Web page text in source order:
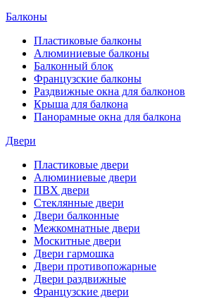
Балконы
Пластиковые балконы
Алюминиевые балконы
Балконный блок
Французские балконы
Раздвижные окна для балконов
Крыша для балкона
Панорамные окна для балкона
Двери
Пластиковые двери
Алюминиевые двери
ПВХ двери
Стеклянные двери
Двери балконные
Межкомнатные двери
Москитные двери
Двери гармошка
Двери противопожарные
Двери раздвижные
Французские двери